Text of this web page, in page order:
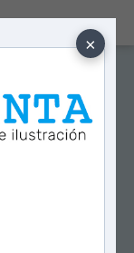
×